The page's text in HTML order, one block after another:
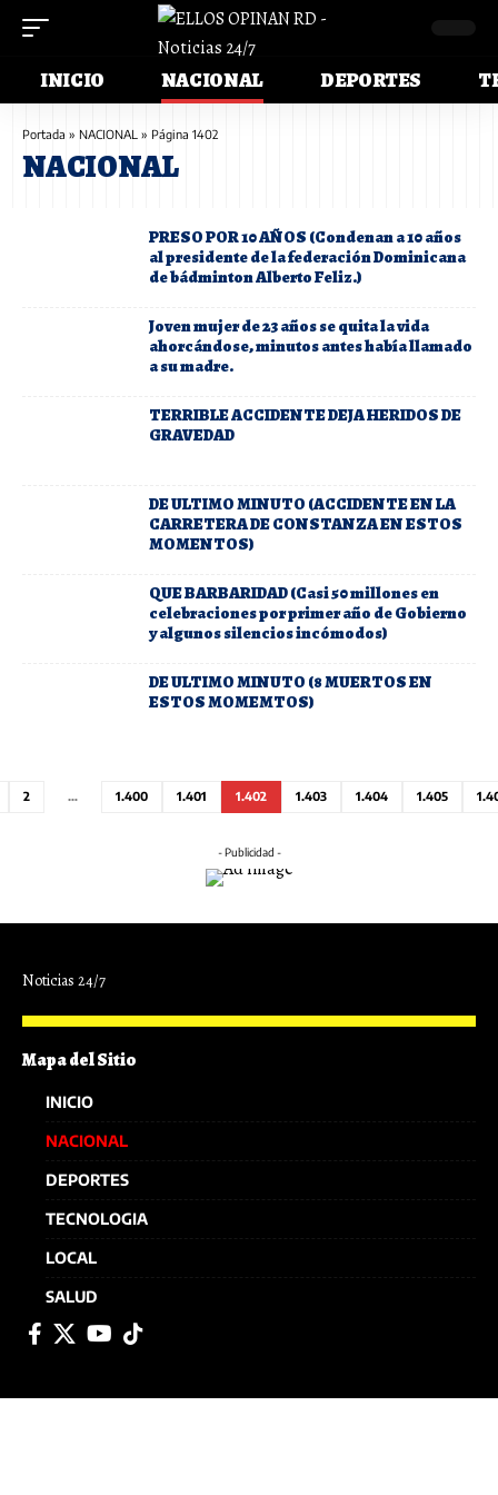
INICIO NACIONAL DEPORTES
Portada » NACIONAL » Página 1402
NACIONAL
PRESO POR 10 AÑOS (Condenan a 10 años
al presidente de la federación Dominicana
de bádminton Alberto Feliz.)
Joven mujer de 23 años se quita la vida
ahorcándose, minutos antes había llamado
a su madre.
TERRIBLE ACCIDENTE DEJA HERIDOS DE
GRAVEDAD
DE ULTIMO MINUTO (ACCIDENTE EN LA
CARRETERA DE CONSTANZA EN ESTOS
MOMENTOS)
QUE BARBARIDAD (Casi 50 millones en
celebraciones por primer año de Gobierno
y algunos silencios incómodos)
DE ULTIMO MINUTO (8 MUERTOS EN
ESTOS MOMEMTOS)
2 … 1.400 1.401 1.402 1.403 1.404 1.405
- Publicidad -
Noticias 24/7
Mapa del Sitio
INICIO
NACIONAL
DEPORTES
TECNOLOGIA
LOCAL
SALUD